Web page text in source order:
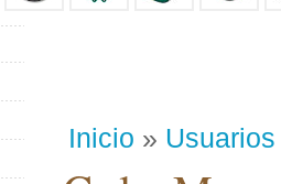
Inicio » Usuarios